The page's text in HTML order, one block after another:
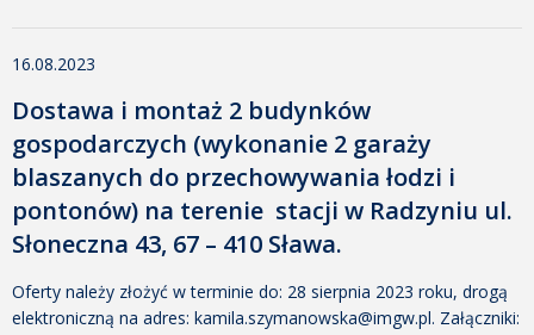
_wzor_ogloszenie o prace zlecenie _ branża konstr. […]
16.08.2023
Dostawa i montaż 2 budynków
gospodarczych (wykonanie 2 garaży
blaszanych do przechowywania łodzi i
pontonów) na terenie stacji w Radzyniu ul.
Słoneczna 43, 67 – 410 Sława.
Oferty należy złożyć w terminie do: 28 sierpnia 2023 roku, drogą
elektroniczną na adres: kamila.szymanowska@imgw.pl. Załączniki: